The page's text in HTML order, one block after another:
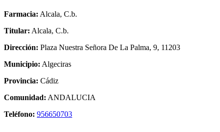
Farmacia: Alcala, C.b.
Titular: Alcala, C.b.
Dirección: Plaza Nuestra Señora De La Palma, 9, 11203
Municipio: Algeciras
Provincia: Cádiz
Comunidad: ANDALUCIA
Teléfono: 956650703